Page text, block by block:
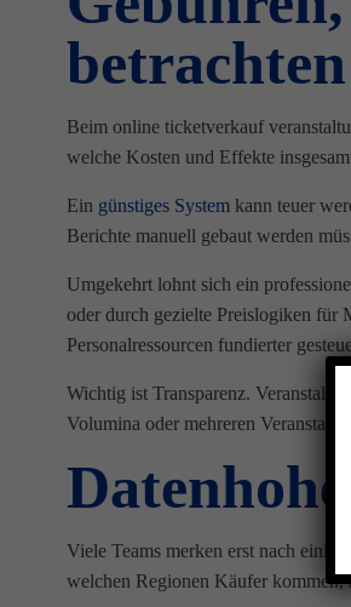
betrachten
Beim online ticketverkauf
welche Kosten und Effekte
Ein günstiges Systemkann teuer
Berichte manuell gebaut werden
Umgekehrt lohnt sich ein
oder durch gezielte Preislogiken für
Personalressourcen fundierter
Wichtig ist Transparenz.
Volumina oder mehreren
Viele Teams merken erst nach
welchen Regionen Käufer kommen,